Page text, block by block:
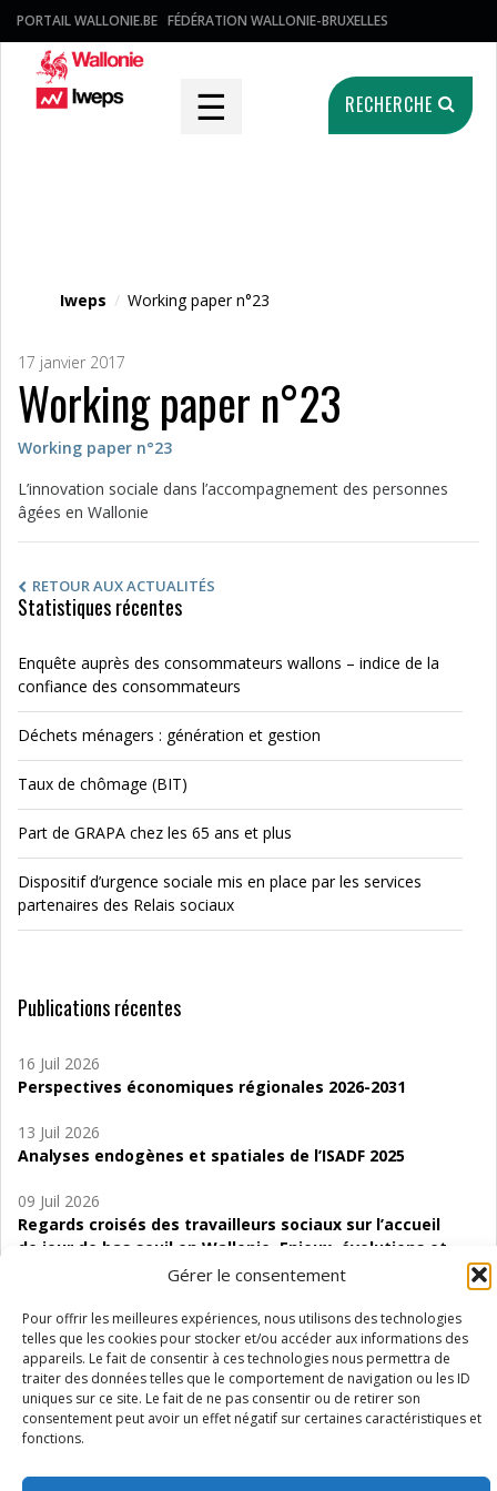
Gérer le consentement
Pour offrir les meilleures expériences, nous utilisons des technologies
telles que les cookies pour stocker et/ou accéder aux informations des
appareils. Le fait de consentir à ces technologies nous permettra de
traiter des données telles que le comportement de navigation ou les ID
uniques sur ce site. Le fait de ne pas consentir ou de retirer son
consentement peut avoir un effet négatif sur certaines caractéristiques et
fonctions.
PORTAIL WALLONIE.BE FÉDÉRATION WALLONIE-BRUXELLES
☰ RECHERCHE
Iweps / Working paper n°23
17 janvier 2017
Working paper n°23
Working paper n°23
L’innovation sociale dans l’accompagnement des personnes
âgées en Wallonie
RETOUR AUX ACTUALITÉS
Statistiques récentes
Enquête auprès des consommateurs wallons – indice de la
confiance des consommateurs
Déchets ménagers : génération et gestion
Taux de chômage (BIT)
Part de GRAPA chez les 65 ans et plus
Dispositif d’urgence sociale mis en place par les services
partenaires des Relais sociaux
Publications récentes
16 Juil 2026
Perspectives économiques régionales 2026-2031
13 Juil 2026
Analyses endogènes et spatiales de l’ISADF 2025
09 Juil 2026
Regards croisés des travailleurs sociaux sur l’accueil
de jour de bas seuil en Wallonie. Enjeux, évolutions et
06 Juil 2026
Étude d’évaluabilité des Structures
d’accompagnement à l’autocréation d’emploi (SAACE)
01 Juil 2026
Pénurie du personnel infirmier :quels indicateurs
Wallonie ?